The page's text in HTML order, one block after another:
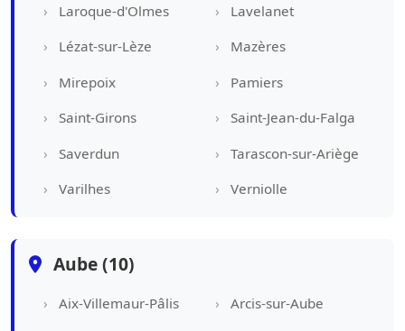
Laroque-d'Olmes
Lavelanet
Lézat-sur-Lèze
Mazères
Mirepoix
Pamiers
Saint-Girons
Saint-Jean-du-Falga
Saverdun
Tarascon-sur-Ariège
Varilhes
Verniolle
Aube (10)
Aix-Villemaur-Pâlis
Arcis-sur-Aube